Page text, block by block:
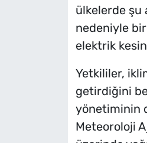
ülkelerde şu
nedeniyle
elektrik
Yetkililer,
getirdiğini
yönetiminin
Meteoroloji